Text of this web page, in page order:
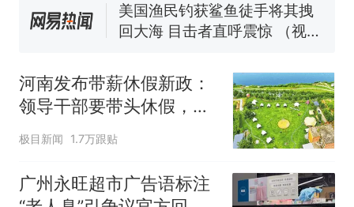
美国渔民钓获鲨鱼徒手将其拽
回大海 目击者直呼震惊 （视频
哥士兵搬起大石块投向移民引
争议，此前一天内数万人从摩
洛哥涌入西班牙
河南发布带薪休假新政：
领导干部要带头休假，推
动全员应休尽休、休满休
假，构建“周五半天+周末
+年假”短途度假模式
极目新闻 1.7万跟贴
广州永旺超市广告语标注